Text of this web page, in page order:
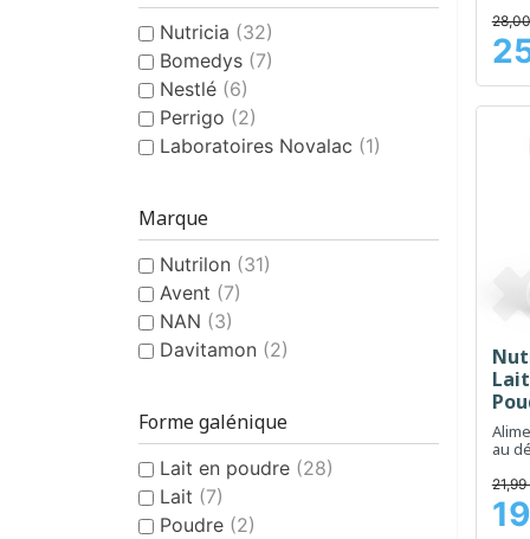
Nutricia (32)
Bomedys (7)
Nestlé (6)
Perrigo (2)
Laboratoires Novalac (1)
Marque
Nutrilon (31)
Avent (7)
NAN (3)
Davitamon (2)
Forme galénique
Lait en poudre (28)
Lait (7)
Poudre (2)
Prix
au
Prix